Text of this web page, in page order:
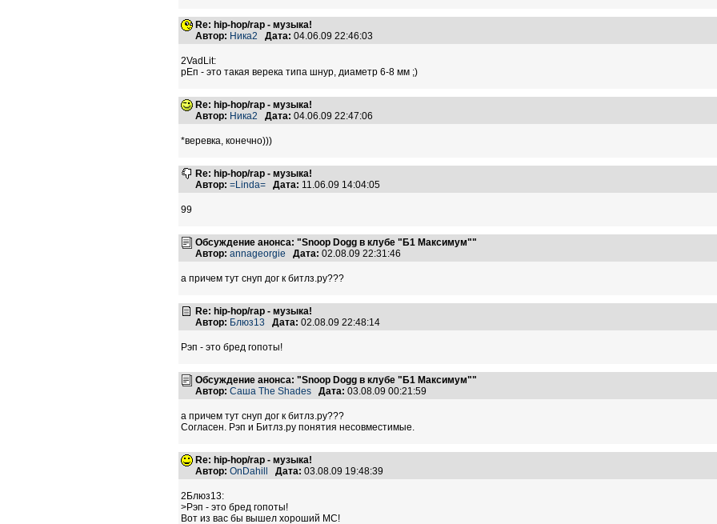
Re: hip-hop/rap - музыка!
Автор: Ника2 Дата: 04.06.09 22:46:03
2VadLit:
рЕп - это такая верека типа шнур, диаметр 6-8 мм ;)
Re: hip-hop/rap - музыка!
Автор: Ника2 Дата: 04.06.09 22:47:06
*веревка, конечно)))
Re: hip-hop/rap - музыка!
Автор: =Linda= Дата: 11.06.09 14:04:05
99
Обсуждение анонса: "Snoop Dogg в клубе "Б1 Максимум""
Автор: annageorgie Дата: 02.08.09 22:31:46
а причем тут снуп дог к битлз.ру???
Re: hip-hop/rap - музыка!
Автор: Блюз13 Дата: 02.08.09 22:48:14
Рэп - это бред гопоты!
Обсуждение анонса: "Snoop Dogg в клубе "Б1 Максимум""
Автор: Саша The Shades Дата: 03.08.09 00:21:59
а причем тут снуп дог к битлз.ру???
Согласен. Рэп и Битлз.ру понятия несовместимые.
Re: hip-hop/rap - музыка!
Автор: OnDahill Дата: 03.08.09 19:48:39
2Блюз13:
>Рэп - это бред гопоты!
Вот из вас бы вышел хороший МС!